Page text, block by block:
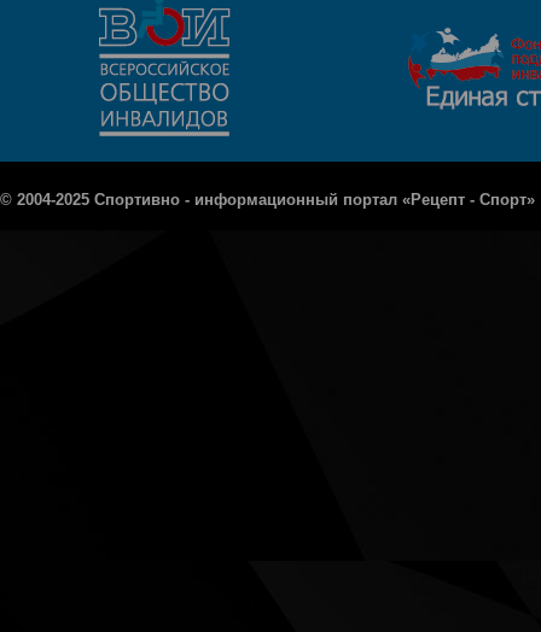
© 2004-2025 Спортивно - информационный портал «Рецепт - Спорт»